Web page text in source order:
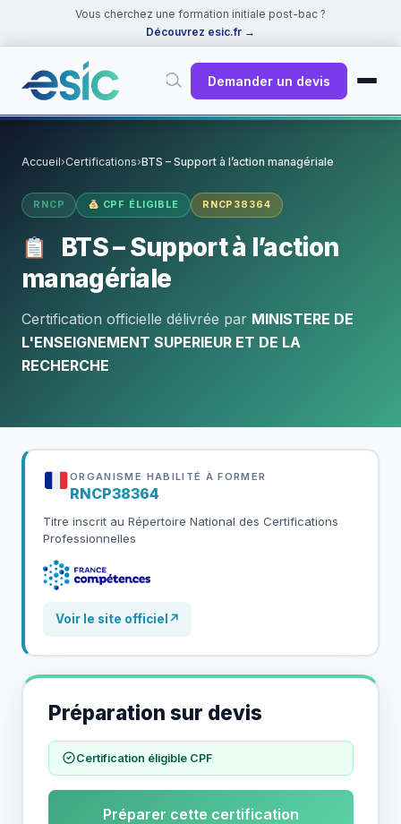
Vous cherchez une formation initiale post-bac ?
Découvrez esic.fr →
Demander un devis
Rechercher
Suggestions :Cybersécurité·React·Power BI·
Docker
Accueil›Certifications›BTS – Support à l’action managériale
RNCP CPF ÉLIGIBLE RNCP38364
BTS – Support à l’action
managériale
Certification officielle délivrée par MINISTERE DE
L'ENSEIGNEMENT SUPERIEUR ET DE LA
RECHERCHE
ORGANISME HABILITÉ À FORMER
RNCP38364
Titre inscrit au Répertoire National des Certifications
Professionnelles
Voir le site officiel↗
Préparation sur devis
Certification éligible CPF
Préparer cette certification